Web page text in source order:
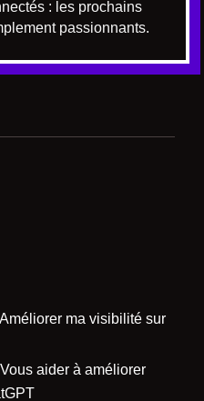
: les prochains
passionnants.
ma visibilité sur
aider à améliorer